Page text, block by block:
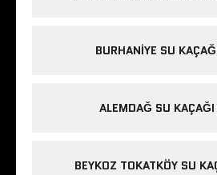
BURHANIYE SU
ALEMDAĞ SU
BEYKOZ TOKATKÖY SU